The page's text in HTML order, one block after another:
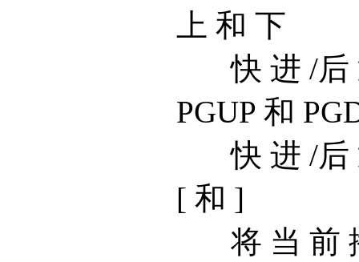
上 和 下
快 进 /后
PGUP 和
快 进 /后
[ 和 ]
将 当 前